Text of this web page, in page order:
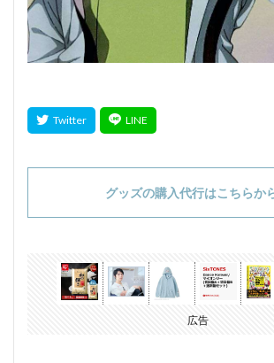
グッズの購入代行はこちらか
広告